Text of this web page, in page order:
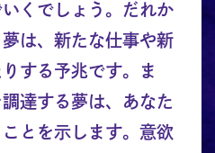
くでしょう。だれか
は、新たな仕事や新
する予兆です。ま
達する夢は、あなた
とを示します。意欲